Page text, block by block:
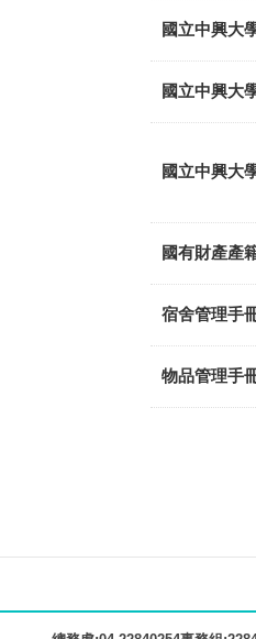
國立中興大
國立中興大
國立中興大
國有財產產
宿舍管理手
物品管理手